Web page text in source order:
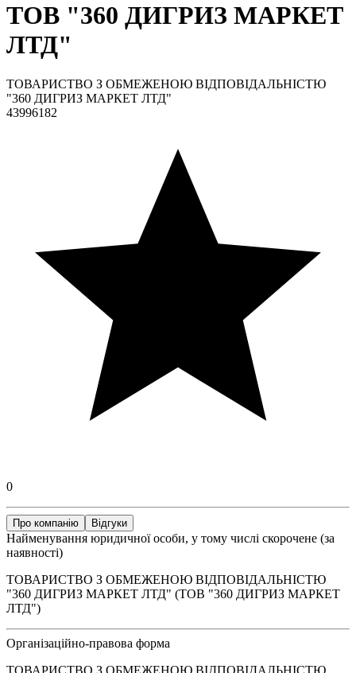
ТОВ "360 ДИГРИЗ МАРКЕТ
ЛТД"
ТОВАРИСТВО З ОБМЕЖЕНОЮ ВІДПОВІДАЛЬНІСТЮ
"360 ДИГРИЗ МАРКЕТ ЛТД"
43996182
0
Про компанію Відгуки
Найменування юридичної особи, у тому числі скорочене (за
наявності)
ТОВАРИСТВО З ОБМЕЖЕНОЮ ВІДПОВІДАЛЬНІСТЮ
"360 ДИГРИЗ МАРКЕТ ЛТД" (ТОВ "360 ДИГРИЗ МАРКЕТ
ЛТД")
Організаційно-правова форма
ТОВАРИСТВО З ОБМЕЖЕНОЮ ВІДПОВІДАЛЬНІСТЮ